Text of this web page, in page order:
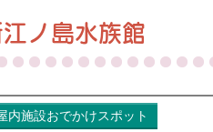
ノ島水族館
内施設おでかけスポット